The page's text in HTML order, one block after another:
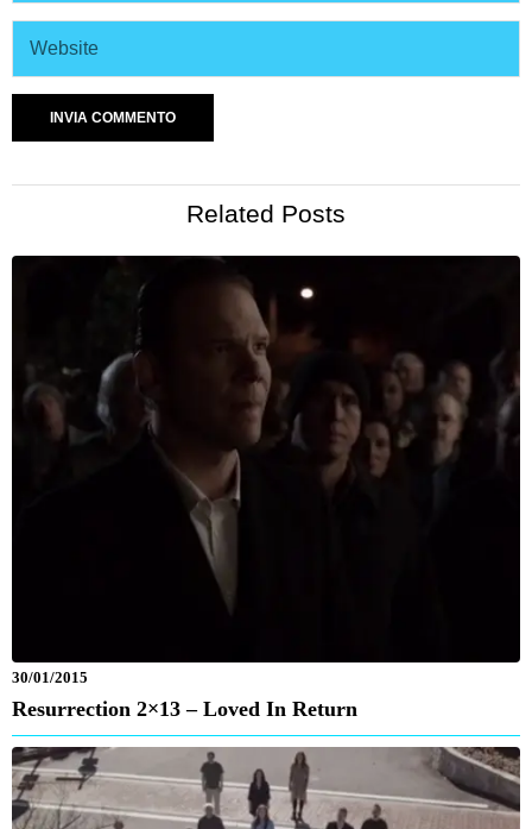
Related Posts
30/01/2015
Resurrection 2×13 – Loved In Return